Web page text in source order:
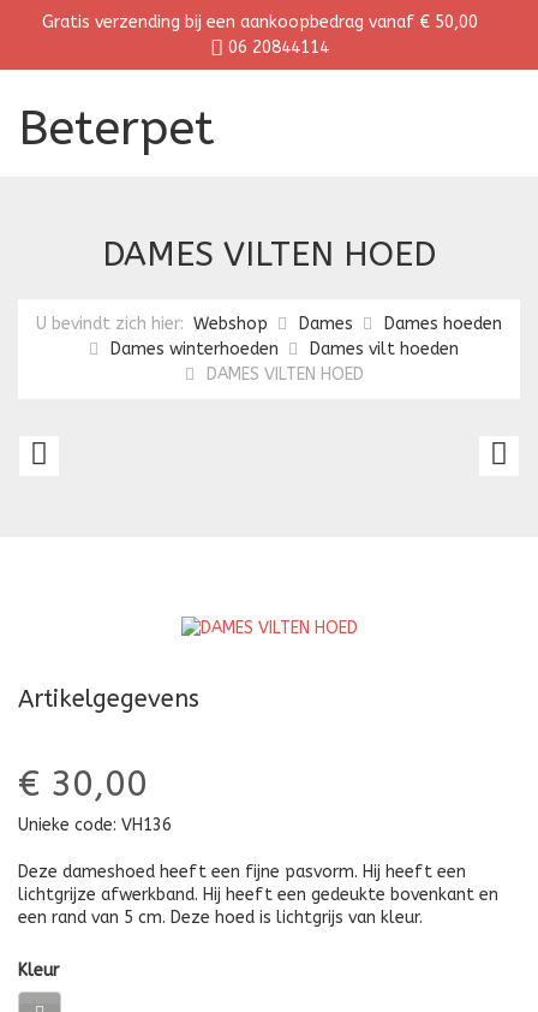
Gratis verzending bij een aankoopbedrag vanaf € 50,00
06 20844114
Beterpet
DAMES VILTEN HOED
U bevindt zich hier: Webshop Dames
Dames hoeden
Dames winterhoeden
Dames vilt hoeden
DAMES VILTEN HOED
Artikelgegevens
€ 30,00
Unieke code: VH136
Deze dameshoed heeft een fijne pasvorm. Hij heeft een
lichtgrijze afwerkband. Hij heeft een gedeukte bovenkant en
een rand van 5 cm. Deze hoed is lichtgrijs van kleur.
Kleur